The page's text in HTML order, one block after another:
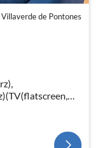
de Pontones